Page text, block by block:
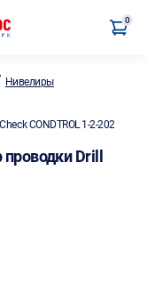
0
Нивелиры
CONDTROL 1-2-202
Drill